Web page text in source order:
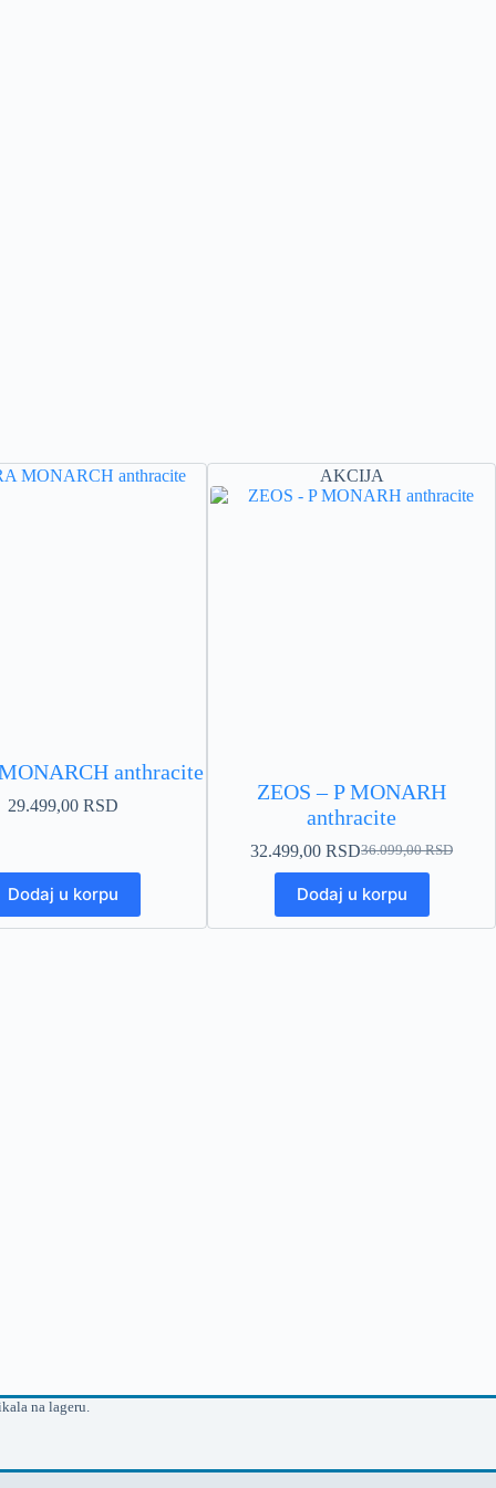
anthracite
29.499,00 RSD
Dodaj u korpu
AKCIJA
ZEOS – P MONARH
anthracite
36.099,00RSD
Originalna
cena
je
bila:
32.499,00RSDTrenutna
cena
je:
32.499,00 RSD.
Dodaj u korpu
na lageru.